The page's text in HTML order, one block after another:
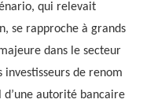
qui relevait
se rapproche à grands
dans le secteur
investisseurs de renom
autorité bancaire